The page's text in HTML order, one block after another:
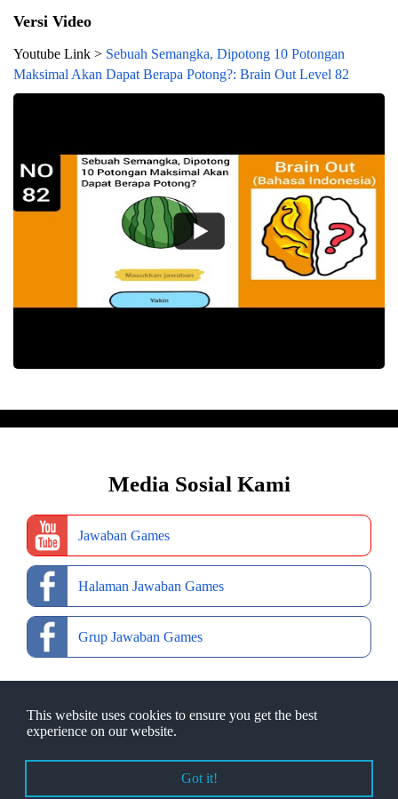
This website uses cookies to ensure you get the best
experience on our website.
Got it!
Versi Video
Youtube Link > Sebuah Semangka, Dipotong 10 Potongan
Maksimal Akan Dapat Berapa Potong?: Brain Out Level 82
Media Sosial Kami
Jawaban Games
Halaman Jawaban Games
Grup Jawaban Games
Copyright © 2022Jawaban Games
Disclaimer|Privacy Policy